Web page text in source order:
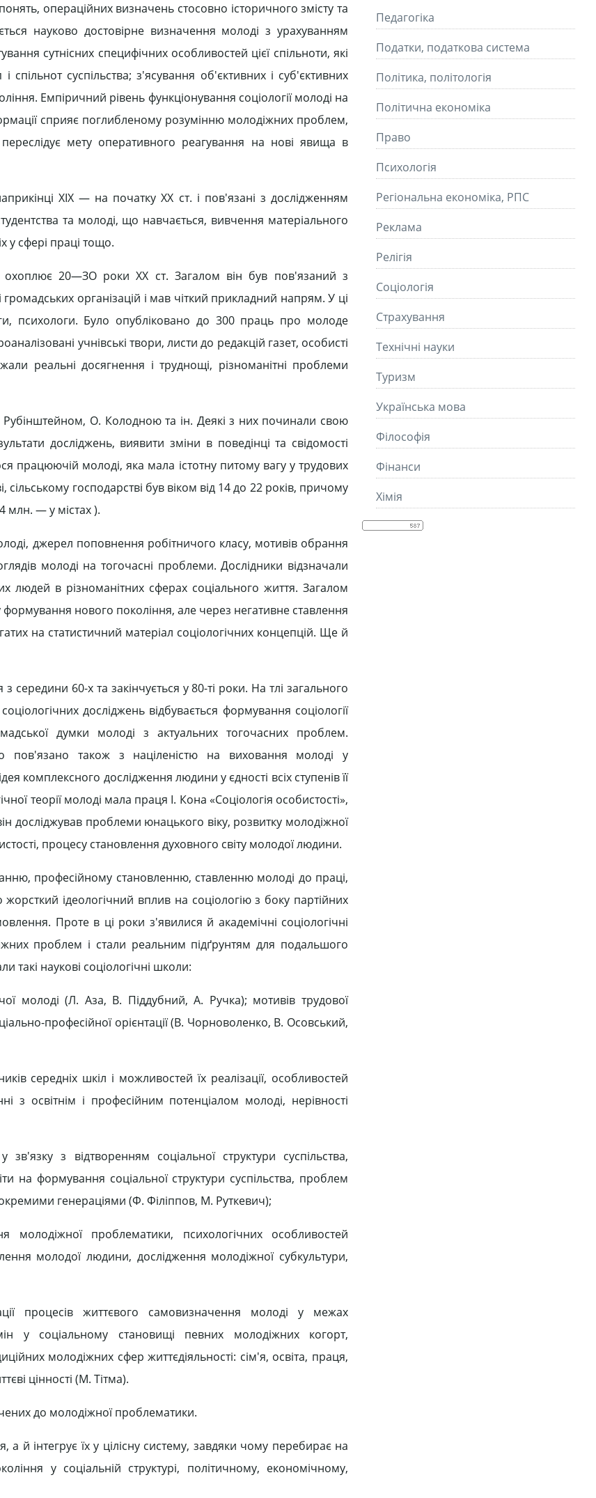
операційних визначень стосовно історичного змісту та
науково достовірне визначення молоді з урахуванням
сутнісних специфічних особливостей цієї спільноти, які
спільнот суспільства; з'ясування об'єктивних і суб'єктивних
Емпіричний рівень функціонування соціології молоді на
сприяє поглибленому розумінню молодіжних проблем,
мету оперативного реагування на нові явища в
XIX — на початку XX ст. і пов'язані з дослідженням
та молоді, що навчається, вивчення матеріального
у сфері праці тощо.
охоплює 20—ЗО роки XX ст. Загалом він був пов'язаний з
громадських організацій і мав чіткий прикладний напрям. У ці
психологи. Було опубліковано до 300 праць про молоде
учнівські твори, листи до редакцій газет, особисті
реальні досягнення і труднощі, різноманітні проблеми
О. Колодною та ін. Деякі з них починали свою
досліджень, виявити зміни в поведінці та свідомості
працюючій молоді, яка мала істотну питому вагу у трудових
господарстві був віком від 14 до 22 років, причому
млн. — у містах ).
джерел поповнення робітничого класу, мотивів обрання
молоді на тогочасні проблеми. Дослідники відзначали
людей в різноманітних сферах соціального життя. Загалом
нового покоління, але через негативне ставлення
на статистичний матеріал соціологічних концепцій. Ще й
середини 60-х та закінчується у 80-ті роки. На тлі загального
досліджень відбувається формування соціології
думки молоді з актуальних тогочасних проблем.
пов'язано також з націленістю на виховання молоді у
комплексного дослідження людини у єдності всіх ступенів її
теорії молоді мала праця І. Кона «Соціологія особистості»,
досліджував проблеми юнацького віку, розвитку молодіжної
процесу становлення духовного світу молодої людини.
професійному становленню, ставленню молоді до праці,
ідеологічний вплив на соціологію з боку партійних
Проте в ці роки з'явилися й академічні соціологічні
проблем і стали реальним підґрунтям для подальшого
такі наукові соціологічні школи:
молоді (Л. Аза, В. Піддубний, А. Ручка); мотивів трудової
професійної орієнтації (В. Чорноволенко, В. Осовський,
середніх шкіл і можливостей їх реалізації, особливостей
з освітнім і професійним потенціалом молоді, нерівності
з відтворенням соціальної структури суспільства,
на формування соціальної структури суспільства, проблем
генераціями (Ф. Філіппов, М. Руткевич);
молодіжної проблематики, психологічних особливостей
молодої людини, дослідження молодіжної субкультури,
процесів життєвого самовизначення молоді у межах
у соціальному становищі певних молодіжних когорт,
молодіжних сфер життєдіяльності: сім'я, освіта, праця,
цінності (М. Тітма).
до молодіжної проблематики.
а й інтегрує їх у цілісну систему, завдяки чому перебирає на
у соціальній структурі, політичному, економічному,
Педагогіка
Податки, податкова система
Політика, політологія
Політична економіка
Право
Психологія
Регіональна економіка, РПС
Реклама
Релігія
Соціологія
Страхування
Технічні науки
Туризм
Українська мова
Філософія
Фінанси
Хімія